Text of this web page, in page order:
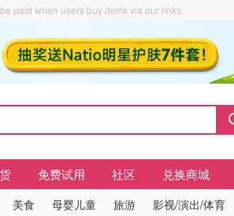
paid when users buy items via our links.
免费试用 社区 兑换商城
美食 母婴儿童 旅游 影视/演出/体育